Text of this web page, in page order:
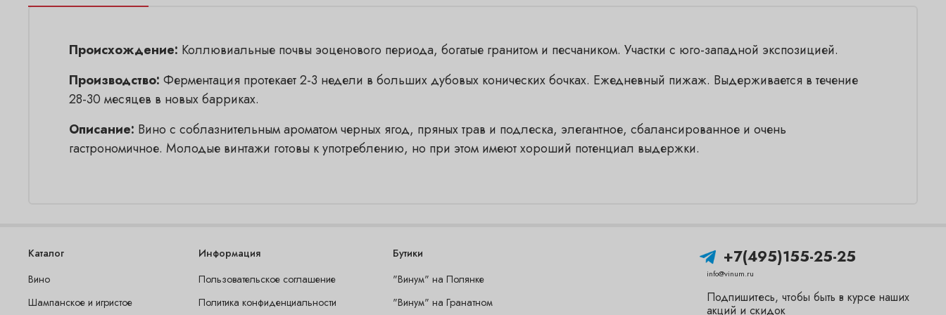
Происхождение: Коллювиальные почвы эоценового периода, богатые гранитом и песчаником. Участки с юго-западной экспозицией.
Производство: Ферментация протекает 2-3 недели в больших дубовых конических бочках. Ежедневный пижаж. Выдерживается в течение
28-30 месяцев в новых барриках.
Описание: Вино с соблазнительным ароматом черных ягод, пряных трав и подлеска, элегантное, сбалансированное и очень
гастрономичное. Молодые винтажи готовы к употреблению, но при этом имеют хороший потенциал выдержки.
Каталог
Вино
Шампанское и игристое
Информация
Пользовательское соглашение
Политика конфиденциальности
Бутики
"Винум" на Полянке
"Винум" на Гранатном
+7(495)155-25-25
info@vinum.ru
Подпишитесь, чтобы быть в курсе наших
акций и скидок